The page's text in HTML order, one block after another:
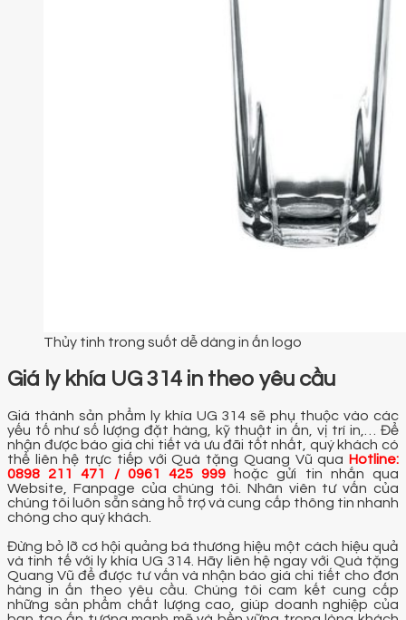
Thủy tinh trong suốt dễ dàng in ấn logo
Giá ly khía UG 314 in theo yêu cầu
Giá thành sản phẩm ly khía UG 314 sẽ phụ thuộc vào các
yếu tố như số lượng đặt hàng, kỹ thuật in ấn, vị trí in,… Để
nhận được báo giá chi tiết và ưu đãi tốt nhất, quý khách có
thể liên hệ trực tiếp với Quà tặng Quang Vũ qua Hotline:
0898 211 471 / 0961 425 999 hoặc gửi tin nhắn qua
Website, Fanpage của chúng tôi. Nhân viên tư vấn của
chúng tôi luôn sẵn sàng hỗ trợ và cung cấp thông tin nhanh
chóng cho quý khách.
Đừng bỏ lỡ cơ hội quảng bá thương hiệu một cách hiệu quả
và tinh tế với ly khía UG 314. Hãy liên hệ ngay với Quà tặng
Quang Vũ để được tư vấn và nhận báo giá chi tiết cho đơn
hàng in ấn theo yêu cầu. Chúng tôi cam kết cung cấp
những sản phẩm chất lượng cao, giúp doanh nghiệp của